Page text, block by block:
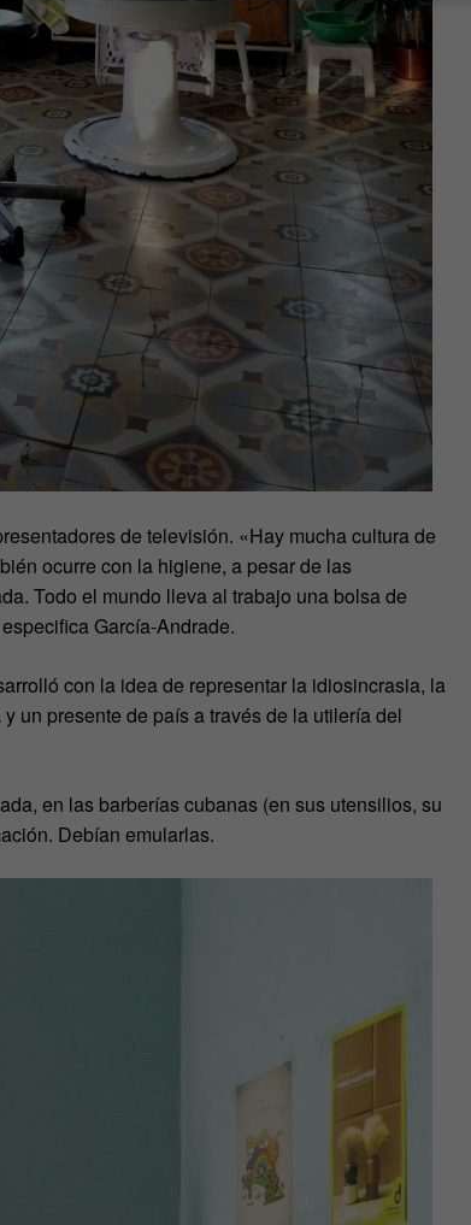
de televisión. «Hay mucha cultura de
ocurre con la higiene, a pesar de las
Todo el mundo lleva al trabajo una bolsa de
García-Andrade.
con la idea de representar la idiosincrasia, la
un presente de país a través de la utilería del
en las barberías cubanas (en sus utensilios, su
Debían emularlas.